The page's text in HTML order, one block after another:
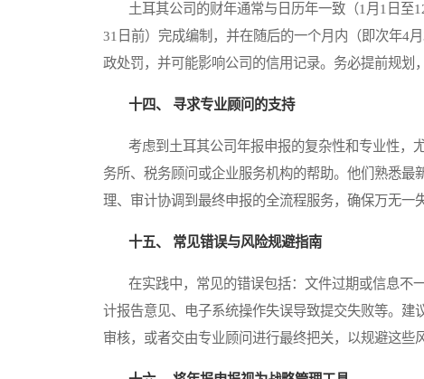
土耳其公司的财年通常与日历年一致（1月1日至
31日前）完成编制，并在随后的一个月内（即次年4
政处罚，并可能影响公司的信用记录。务必提前规划
十四、 寻求专业顾问的支持
考虑到土耳其公司年报申报的复杂性和专业性，
务所、税务顾问或企业服务机构的帮助。他们熟悉
理、审计协调到最终申报的全流程服务，确保万无一失
十五、 常见错误与风险规避指南
在实践中，常见的错误包括：文件过期或信息不
计报告意见、电子系统操作失误导致提交失败等。
审核，或者交由专业顾问进行最终把关，以规避这些